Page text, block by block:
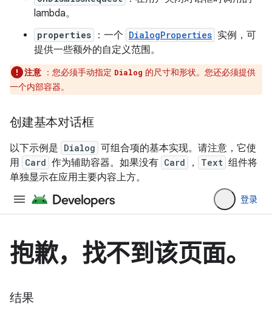
lambda。
properties ：一个 DialogProperties 实例，可
提供一些额外的自定义范围。
注意 ：您必须手动指定 Dialog 的尺寸和形状。您还必须提供
一个内部容器。
创建基本对话框
以下示例是 Dialog 可组合项的基本实现。请注意，它使
用 Card 作为辅助容器。如果没有 Card ， Text 组件将
单独显示在应用主要内容上方。
结果